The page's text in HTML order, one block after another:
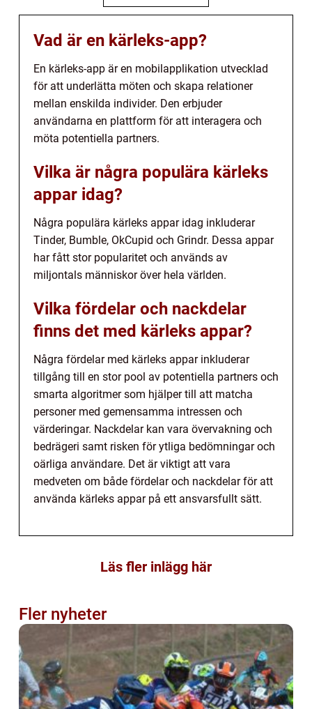
Vad är en kärleks-app?
En kärleks-app är en mobilapplikation utvecklad
för att underlätta möten och skapa relationer
mellan enskilda individer. Den erbjuder
användarna en plattform för att interagera och
möta potentiella partners.
Vilka är några populära kärleks
appar idag?
Några populära kärleks appar idag inkluderar
Tinder, Bumble, OkCupid och Grindr. Dessa appar
har fått stor popularitet och används av
miljontals människor över hela världen.
Vilka fördelar och nackdelar
finns det med kärleks appar?
Några fördelar med kärleks appar inkluderar
tillgång till en stor pool av potentiella partners och
smarta algoritmer som hjälper till att matcha
personer med gemensamma intressen och
värderingar. Nackdelar kan vara övervakning och
bedrägeri samt risken för ytliga bedömningar och
oärliga användare. Det är viktigt att vara
medveten om både fördelar och nackdelar för att
använda kärleks appar på ett ansvarsfullt sätt.
Läs fler inlägg här
Fler nyheter